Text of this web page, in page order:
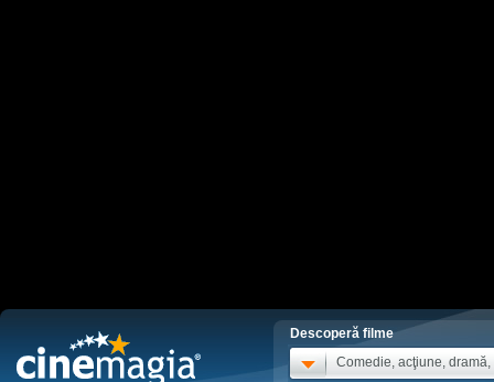
Descoperă filme
Comedie, acţiune, dramă,